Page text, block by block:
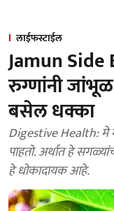
लाईफस्टाईल
Jamun Side
रुग्णांनी
बसेल धक्का
Digestive Health: मे
पाहतो. अर्थात हे
हे धोकादायक आहे.